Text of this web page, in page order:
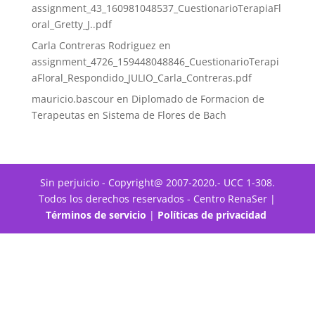
assignment_43_160981048537_CuestionarioTerapiaFl
oral_Gretty_J..pdf
Carla Contreras Rodriguez en
assignment_4726_159448048846_CuestionarioTerapi
aFloral_Respondido_JULIO_Carla_Contreras.pdf
mauricio.bascouren Diplomado de Formacion de
Terapeutas en Sistema de Flores de Bach
Sin perjuicio - Copyright@ 2007-2020.- UCC 1-308.
Todos los derechos reservados - Centro RenaSer |
Términos de servicio | Políticas de privacidad